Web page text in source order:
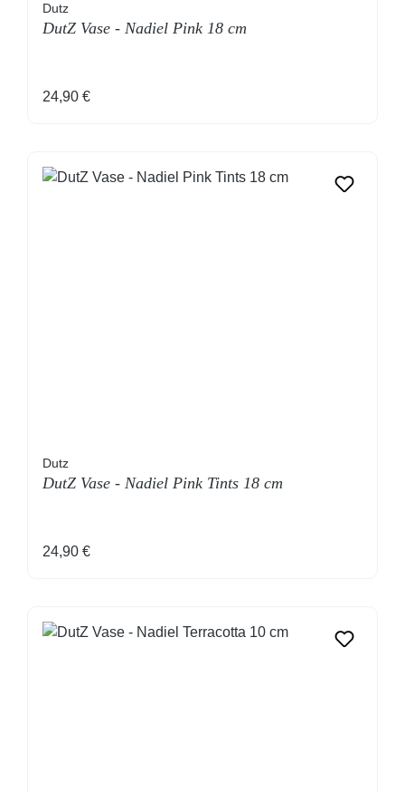
Dutz
DutZ Vase - Nadiel Pink 18 cm
Regulärer Preis:
24,90 €
Dutz
DutZ Vase - Nadiel Pink Tints 18 cm
Regulärer Preis:
24,90 €